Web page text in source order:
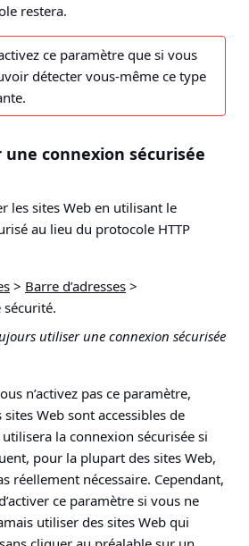
restera.
ce paramètre que si vous
détecter vous-même ce type
connexion sécurisée
les sites Web en utilisant le
au lieu du protocole HTTP
> Barre d’adresses >
sécurité.
utiliser une connexion sécurisée
n’activez pas ce paramètre,
Web sont accessibles de
la connexion sécurisée si
pour la plupart des sites Web,
réellement nécessaire. Cependant,
ce paramètre si vous ne
utiliser des sites Web qui